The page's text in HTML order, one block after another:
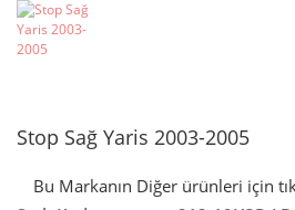
Stop Sağ Yaris 2003-2005
Bu Markanın Diğer ürünleri için